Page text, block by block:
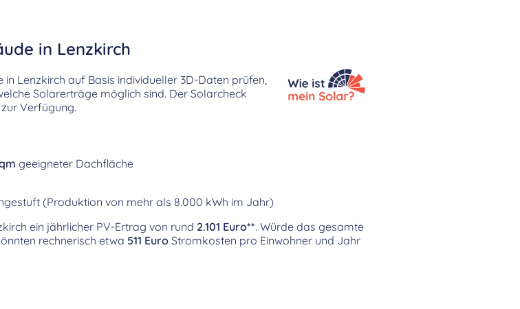
in Lenzkirch
in Lenzkirch auf Basis individueller 3D-Daten prüfen,
Solarerträge möglich sind. Der Solarcheck
Verfügung.
geeigneter Dachfläche
(Produktion von mehr als 8.000 kWh im Jahr)
ein jährlicher PV-Ertrag von rund 2.101 Euro**. Würde das gesamte
rechnerisch etwa 511 Euro Stromkosten pro Einwohner und Jahr